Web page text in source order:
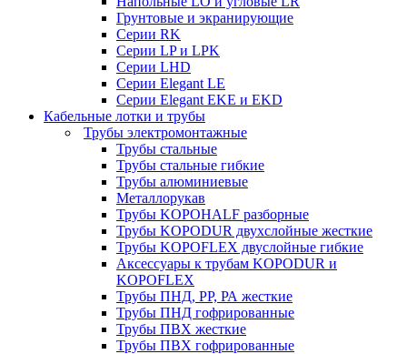
Грунтовые и экранирующие
Серии RK
Серии LP и LPK
Серии LHD
Серии Elegant LE
Серии Elegant EKE и EKD
Кабельные лотки и трубы
Трубы электромонтажные
Трубы стальные
Трубы стальные гибкие
Трубы алюминиевые
Металлорукав
Трубы KOPOHALF разборные
Трубы KOPODUR двухслойные жесткие
Трубы KOPOFLEX двуслойные гибкие
Аксессуары к трубам KOPODUR и
KOPOFLEX
Трубы ПНД, РР, РА жесткие
Трубы ПНД гофрированные
Трубы ПВХ жесткие
Трубы ПВХ гофрированные